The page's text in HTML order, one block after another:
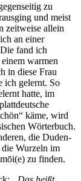
zu
und meist
zeitweise allein
an einer
fand ich
warmen
in diese Frau
ich gelernt. So
hatte, im
käme, wird
Wörterbuch.
die Duden-
die Wurzeln im
zu finden.